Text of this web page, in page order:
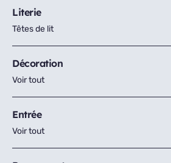
Literie
Têtes de lit
Décoration
Voir tout
Entrée
Voir tout